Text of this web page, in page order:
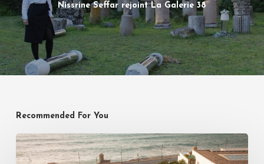
Nissrine Seffar rejoint La Galerie 38
Recommended For You